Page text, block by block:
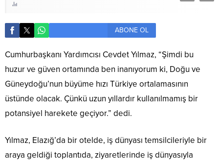
ABONE OL
Cumhurbaşkanı Yardımcısı Cevdet Yılmaz, “Şimdi bu
huzur ve güven ortamında ben inanıyorum ki, Doğu ve
Güneydoğu’nun büyüme hızı Türkiye ortalamasının
üstünde olacak. Çünkü uzun yıllardır kullanılmamış bir
potansiyel harekete geçiyor.” dedi.
Yılmaz, Elazığ’da bir otelde, iş dünyası temsilcileriyle bir
araya geldiği toplantıda, ziyaretlerinde iş dünyasıyla